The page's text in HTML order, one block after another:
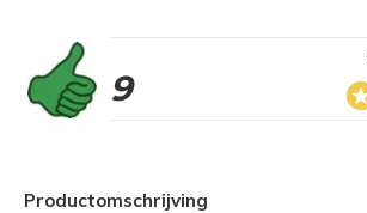
9
Productomschrijving